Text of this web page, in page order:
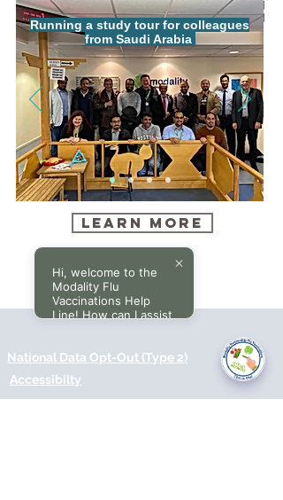
[عدل]
Learn More
Running a study tour for colleagues
from Saudi Arabia
Accessibilty
National Data Opt-Out (Type 2)
Hi, welcome to the
Modality Flu
Vaccinations Help
Line! How can I assist